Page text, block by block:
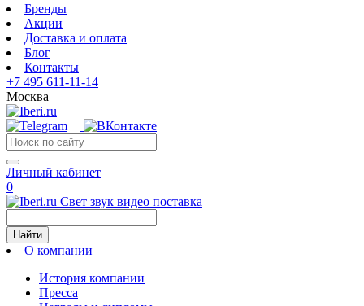
Бренды
Акции
Доставка и оплата
Блог
Контакты
+7 495 611-11-14
Москва
Личный кабинет
0
Свет звук видео поставка
Найти
О компании
История компании
Пресса